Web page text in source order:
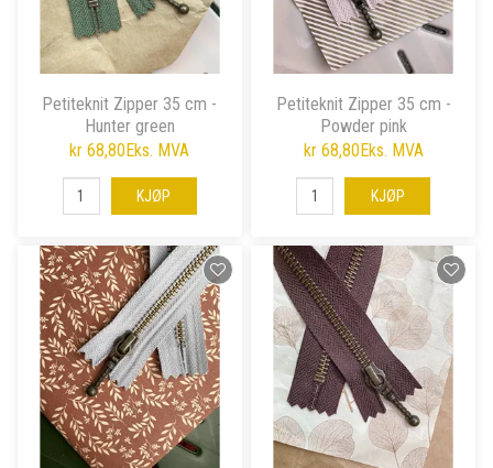
Petiteknit Zipper 35 cm -
Hunter green
kr 68,80Eks. MVA
KJØP
Petiteknit Zipper 35 cm -
Powder pink
kr 68,80Eks. MVA
KJØP